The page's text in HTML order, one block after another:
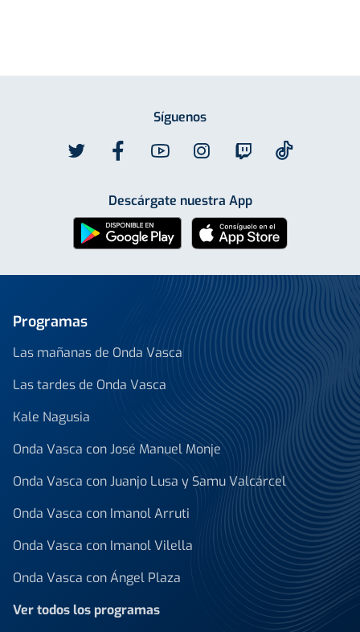
Síguenos
Descárgate nuestra App
Programas
Las mañanas de Onda Vasca
Las tardes de Onda Vasca
Kale Nagusia
Onda Vasca con José Manuel Monje
Onda Vasca con Juanjo Lusa y Samu Valcárcel
Onda Vasca con Imanol Arruti
Onda Vasca con Imanol Vilella
Onda Vasca con Ángel Plaza
Ver todos los programas